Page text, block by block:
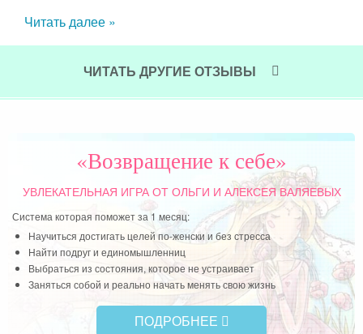
Читать далее »
Бог.
ЧИТАТЬ ДРУГИЕ ОТЗЫВЫ
«Возвращение к себе»
УВЛЕКАТЕЛЬНАЯ ИГРАОТ ОЛЬГИ И АЛЕКСЕЯ ВАЛЯЕВЫХ
Система которая поможет за 1 месяц:
Научиться достигать целей по-женски и без стресса
Найти подруг и единомышленниц
Выбраться из состояния, которое не устраивает
Заняться собой и реально начать менять свою жизнь
ПОДРОБНЕЕ